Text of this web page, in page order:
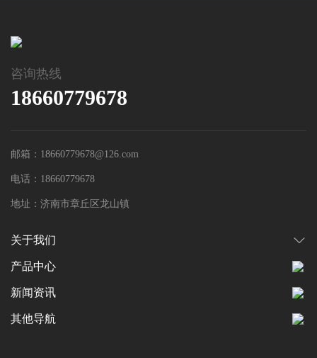
关于我们
产品中心
新闻资讯
其他导航
咨询热线
18660779678
邮箱：18660779678@126.com
电话：18660779678
地址：济南市章丘区龙山镇